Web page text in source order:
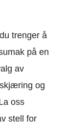
trenger å
på en
av
og
oss
stell for